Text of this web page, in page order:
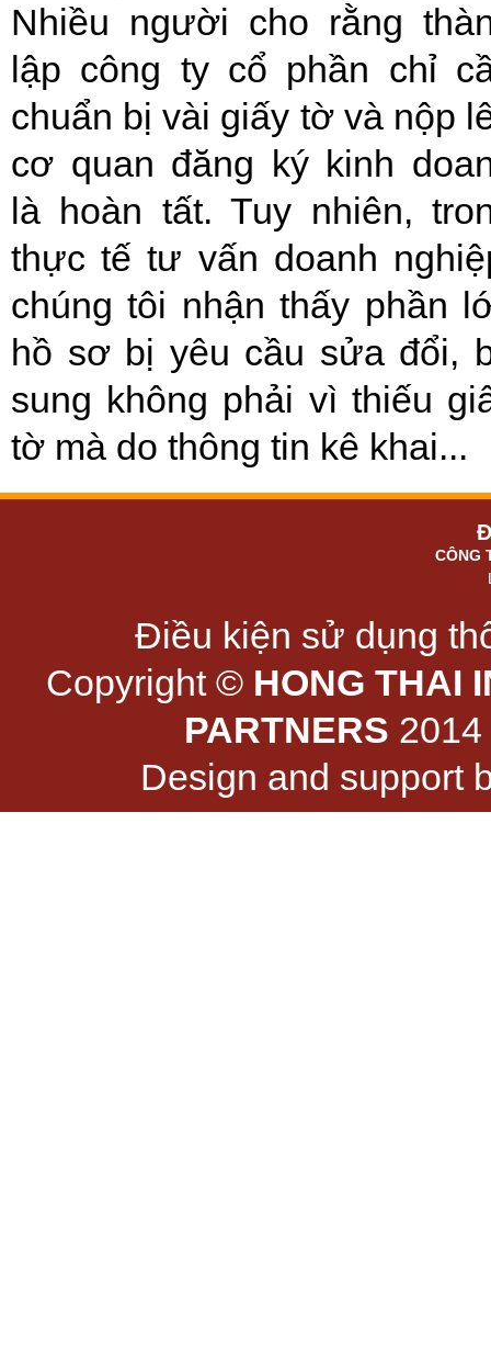
Nhiều người cho rằng
lập công ty cổ phần chỉ
chuẩn bị vài giấy tờ và nộp
cơ quan đăng ký kinh
là hoàn tất. Tuy nhiên,
thực tế tư vấn doanh
chúng tôi nhận thấy phần
hồ sơ bị yêu cầu sửa đổi,
sung không phải vì thiếu
tờ mà do thông tin kê khai...
CÔNG
Điều kiện sử dụng
Copyright © HONG THAI
PARTNERS
Design and support